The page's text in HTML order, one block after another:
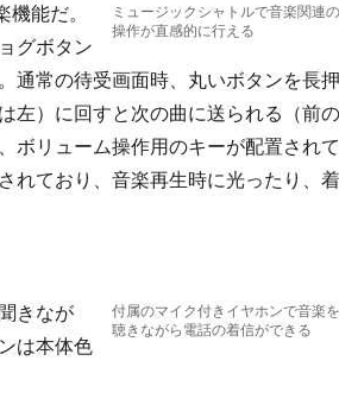
ミュージックシャトルで音楽関連の
操作が直感的に行える
能だ。
グボタン
通常の待受画面時、丸いボタンを長押
左）に回すと次の曲に送られる（前の
ボリューム操作用のキーが配置されて
れており、音楽再生時に光ったり、着
付属のマイク付きイヤホンで音楽を
聴きながら電話の着信ができる
きなが
は本体色